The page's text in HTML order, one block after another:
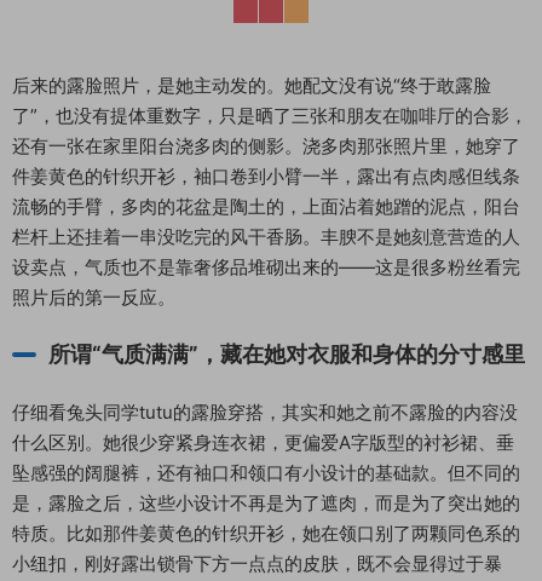
后来的露脸照片，是她主动发的。她配文没有说“终于敢露脸
了”，也没有提体重数字，只是晒了三张和朋友在咖啡厅的合影，
还有一张在家里阳台浇多肉的侧影。浇多肉那张照片里，她穿了
件姜黄色的针织开衫，袖口卷到小臂一半，露出有点肉感但线条
流畅的手臂，多肉的花盆是陶土的，上面沾着她蹭的泥点，阳台
栏杆上还挂着一串没吃完的风干香肠。丰腴不是她刻意营造的人
设卖点，气质也不是靠奢侈品堆砌出来的——这是很多粉丝看完
照片后的第一反应。
所谓“气质满满”，藏在她对衣服和身体的分寸感里
仔细看兔头同学tutu的露脸穿搭，其实和她之前不露脸的内容没
什么区别。她很少穿紧身连衣裙，更偏爱A字版型的衬衫裙、垂
坠感强的阔腿裤，还有袖口和领口有小设计的基础款。但不同的
是，露脸之后，这些小设计不再是为了遮肉，而是为了突出她的
特质。比如那件姜黄色的针织开衫，她在领口别了两颗同色系的
小纽扣，刚好露出锁骨下方一点点的皮肤，既不会显得过于暴